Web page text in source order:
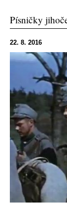
Písničky
22. 8. 2016